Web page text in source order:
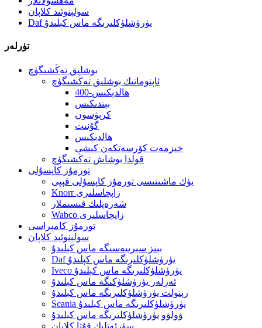
سولېنوئىد كلاپان
Daf يۈرۈشلۈكلىرىگە ماس كېلىدۇ
تۈرلەر
بوشلىق تەڭشىگۈچ
ئاپتوماتىك بوشلىق تەڭشىگۈچ
400-ھالدېكىس
بېندىكىس
كرېۋسون
گۇنىت
ھالدېكىس
خىزمەت كۆرسەتكەن كىشى
قولدا بوشاش تەڭشىگۈچ
تورمۇز كاپسۇلى
يۈك ماشىنىسى تورمۇز كاپسۇلى قېپى
Knorr زاپچاسلىرى
شەرەپلىك قىسىملار
Wabco زاپچاسلىرى
تورمۇز كامېراسى
سولېنوئىد كلاپان
بېنز سېرىيەسىگە ماس كېلىدۇ
Daf يۈرۈشلۈكلىرىگە ماس كېلىدۇ
Iveco يۈرۈشلۈكلىرىگە ماس كېلىدۇ
ئەرلەر يۈرۈشلۈكىگە ماس كېلىدۇ
رېنولت يۈرۈشلۈكلىرىگە ماس كېلىدۇ
Scania يۈرۈشلۈكلىرىگە ماس كېلىدۇ
ۋولۋو يۈرۈشلۈكلىرىگە ماس كېلىدۇ
سۈرئەتلىك قۇتا كلاپان